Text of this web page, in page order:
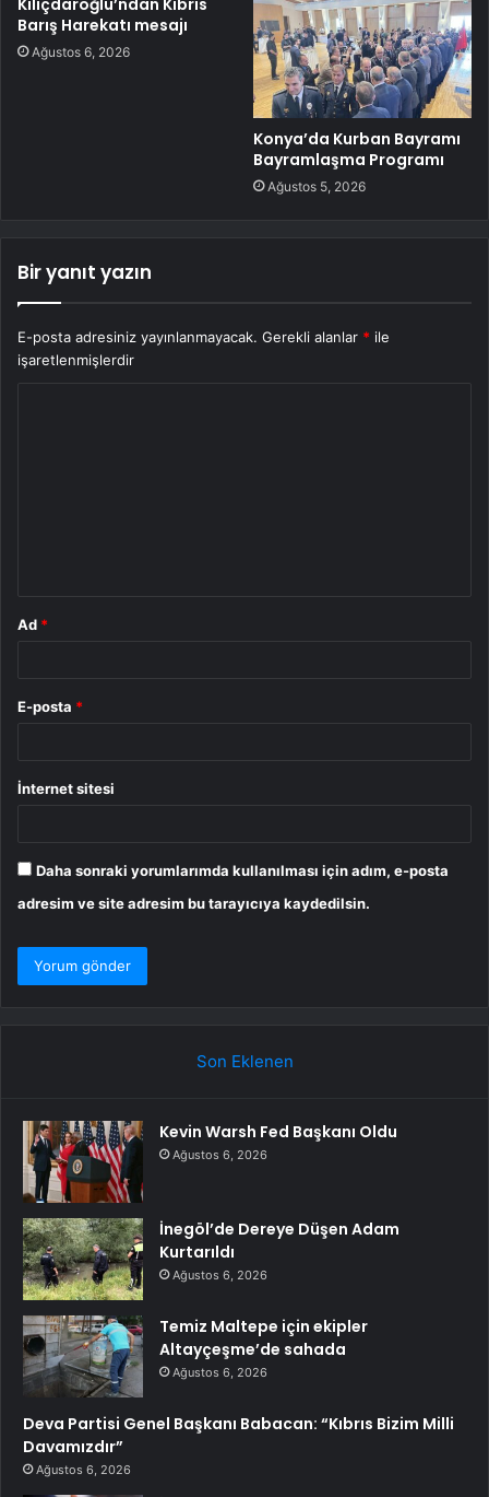
Kılıçdaroğlu’ndan Kıbrıs
Barış Harekatı mesajı
Ağustos 6, 2026
Konya’da Kurban Bayramı
Bayramlaşma Programı
Ağustos 5, 2026
Bir yanıt yazın
E-posta adresiniz yayınlanmayacak. Gerekli alanlar * ile
işaretlenmişlerdir
Ad *
E-posta *
İnternet sitesi
Daha sonraki yorumlarımda kullanılması için adım, e-posta
adresim ve site adresim bu tarayıcıya kaydedilsin.
Son Eklenen
Kevin Warsh Fed Başkanı Oldu
Ağustos 6, 2026
İnegöl’de Dereye Düşen Adam
Kurtarıldı
Ağustos 6, 2026
Temiz Maltepe için ekipler
Altayçeşme’de sahada
Ağustos 6, 2026
Deva Partisi Genel Başkanı Babacan: “Kıbrıs Bizim Milli
Davamızdır”
Ağustos 6, 2026